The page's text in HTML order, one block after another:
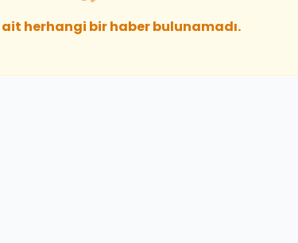
herhangi bir haber bulunamadı.